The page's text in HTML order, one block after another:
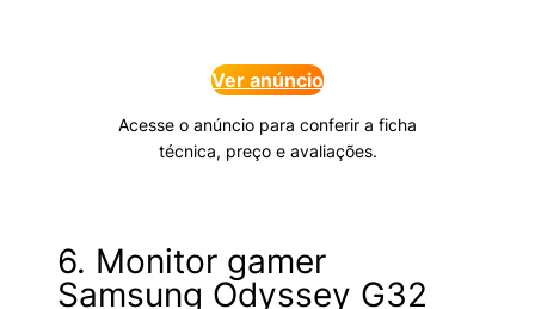
Ver anúncio
Acesse o anúncio para conferir a ficha
técnica, preço e avaliações.
6. Monitor gamer
Samsung Odyssey G32